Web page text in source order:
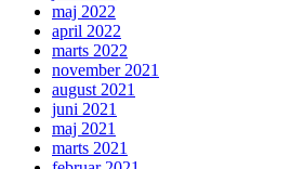
maj 2022
april 2022
marts 2022
november 2021
august 2021
juni 2021
maj 2021
marts 2021